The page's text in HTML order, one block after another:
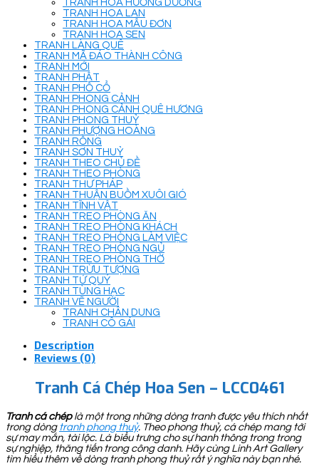
TRANH HOA HƯỚNG DƯƠNG
TRANH HOA LAN
TRANH HOA MẪU ĐƠN
TRANH HOA SEN
TRANH LÀNG QUÊ
TRANH MÃ ĐÁO THÀNH CÔNG
TRANH MỚI
TRANH PHẬT
TRANH PHỐ CỔ
TRANH PHONG CẢNH
TRANH PHONG CẢNH QUÊ HƯƠNG
TRANH PHONG THUỶ
TRANH PHƯỢNG HOÀNG
TRANH RỒNG
TRANH SƠN THUỶ
TRANH THEO CHỦ ĐỀ
TRANH THEO PHÒNG
TRANH THƯ PHÁP
TRANH THUẬN BUỒM XUÔI GIÓ
TRANH TĨNH VẬT
TRANH TREO PHÒNG ĂN
TRANH TREO PHÒNG KHÁCH
TRANH TREO PHÒNG LÀM VIỆC
TRANH TREO PHÒNG NGỦ
TRANH TREO PHÒNG THỜ
TRANH TRỪU TƯỢNG
TRANH TỨ QUÝ
TRANH TÙNG HẠC
TRANH VẼ NGƯỜI
TRANH CHÂN DUNG
TRANH CÔ GÁI
Description
Reviews (0)
Tranh Cá Chép Hoa Sen – LCC0461
Tranh cá chéplà một trong những dòng tranh được yêu thích nhất
trong dòng tranh phong thuỷ. Theo phong thuỷ, cá chép mang tới
sự may mắn, tài lộc. Là biểu trưng cho sự hanh thông trong trong
sự nghiệp, thăng tiến trong công danh. Hãy cùng Linh Art Gallery
tìm hiểu thêm về dòng tranh phong thuỷ rất ý nghĩa này bạn nhé.